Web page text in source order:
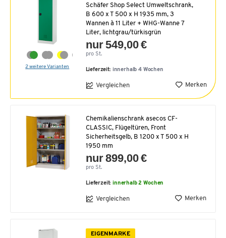
2 weitere Varianten
Schäfer Shop Select Umweltschrank,
B 600 x T 500 x H 1935 mm, 3
Wannen à 11 Liter + WHG-Wanne 7
Liter, lichtgrau/türkisgrün
nur 549,00 €
pro St.
Lieferzeit: innerhalb 4 Wochen
Vergleichen Merken
Chemikalienschrank asecos CF-
CLASSIC, Flügeltüren, Front
Sicherheitsgelb, B 1200 x T 500 x H
1950 mm
nur 899,00 €
pro St.
Lieferzeit:innerhalb 2 Wochen
Vergleichen Merken
EIGENMARKE